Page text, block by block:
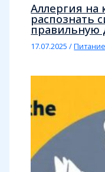
Аллергия на
распознать
правильную
17.07.2025/